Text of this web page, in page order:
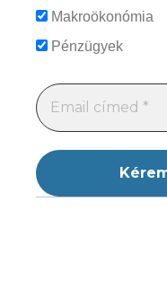
Makroökonómia
Pénzügyek